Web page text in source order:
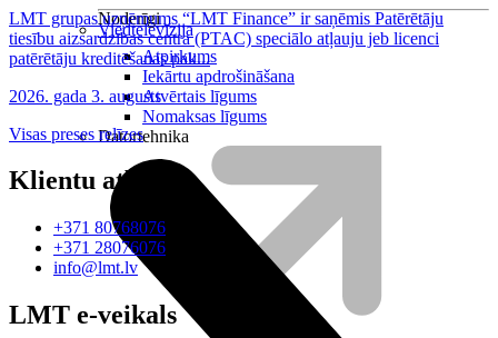
Viedtelevīzija
Noderīgi
Atpirkums
Iekārtu apdrošināšana
Atvērtais līgums
Nomaksas līgums
Datortehnika
LMT grupas uzņēmums “LMT Finance” ir saņēmis Patērētāju
tiesību aizsardzības centra (PTAC) speciālo atļauju jeb licenci
patērētāju kreditēšanas pak...
2026. gada 3. augusts
Visas preses relīzes
Klientu atbalsts
+371 80768076
+371 28076076
info@lmt.lv
LMT e-veikals